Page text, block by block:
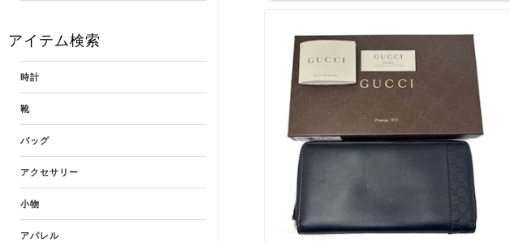
アイテム検索
時計
靴
バッグ
アクセサリー
小物
アパレル